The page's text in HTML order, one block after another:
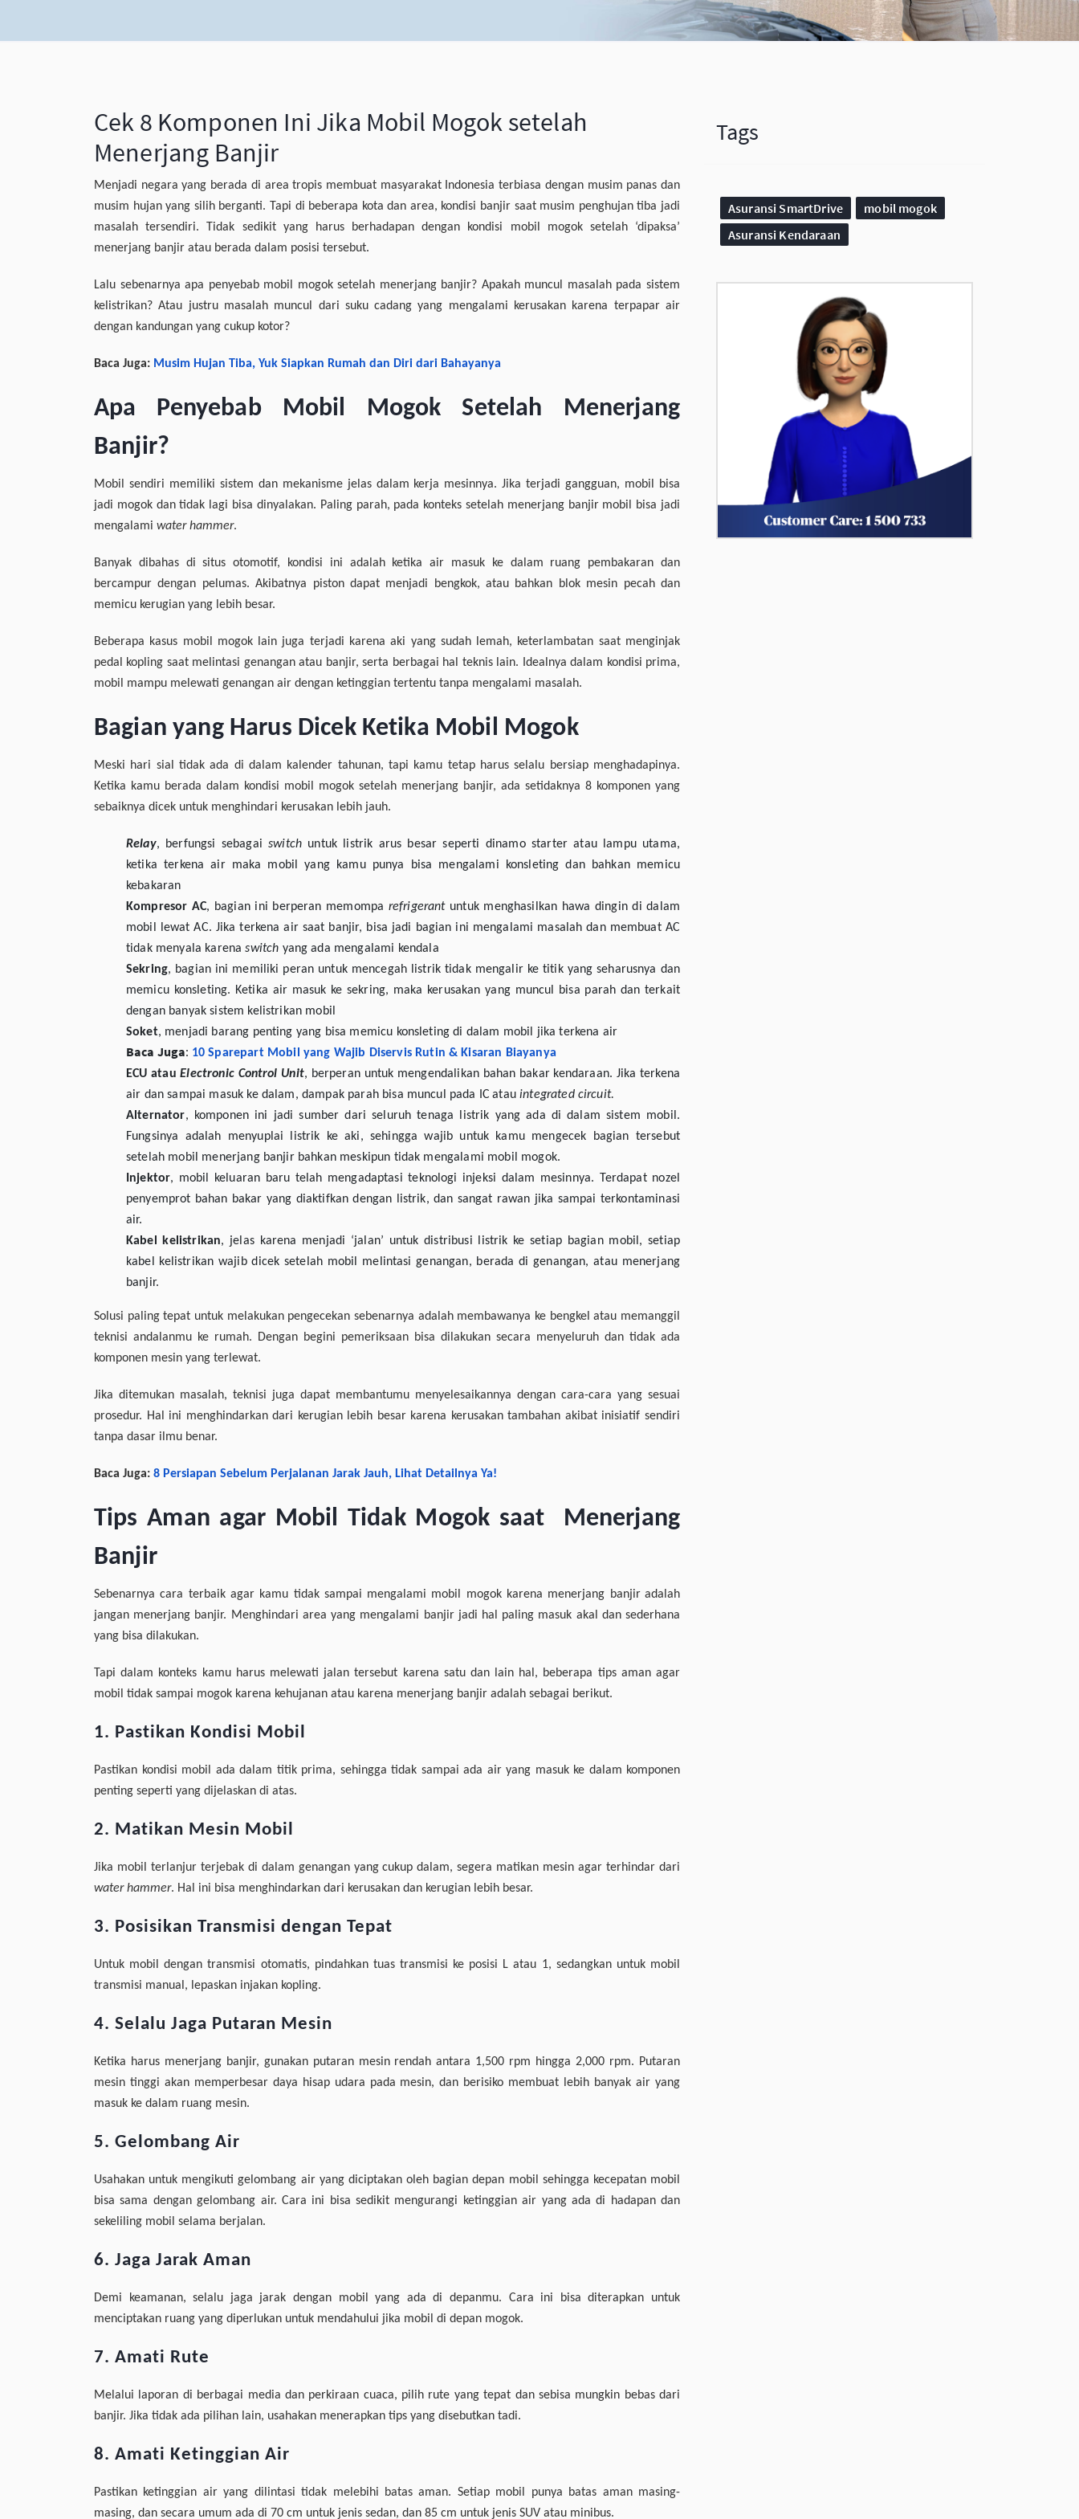
Cek 8 Komponen Ini Jika Mobil Mogok setelah
Menerjang Banjir
Menjadi negara yang berada di area tropis membuat masyarakat Indonesia terbiasa dengan musim panas dan
musim hujan yang silih berganti. Tapi di beberapa kota dan area, kondisi banjir saat musim penghujan tiba jadi
masalah tersendiri. Tidak sedikit yang harus berhadapan dengan kondisi mobil mogok setelah ‘dipaksa’
menerjang banjir atau berada dalam posisi tersebut.
Lalu sebenarnya apa penyebab mobil mogok setelah menerjang banjir? Apakah muncul masalah pada sistem
kelistrikan? Atau justru masalah muncul dari suku cadang yang mengalami kerusakan karena terpapar air
dengan kandungan yang cukup kotor?
Baca Juga: Musim Hujan Tiba, Yuk Siapkan Rumah dan Diri dari Bahayanya
Apa Penyebab Mobil Mogok Setelah Menerjang
Banjir?
Mobil sendiri memiliki sistem dan mekanisme jelas dalam kerja mesinnya. Jika terjadi gangguan, mobil bisa
jadi mogok dan tidak lagi bisa dinyalakan. Paling parah, pada konteks setelah menerjang banjir mobil bisa jadi
mengalami water hammer.
Banyak dibahas di situs otomotif, kondisi ini adalah ketika air masuk ke dalam ruang pembakaran dan
bercampur dengan pelumas. Akibatnya piston dapat menjadi bengkok, atau bahkan blok mesin pecah dan
memicu kerugian yang lebih besar.
Beberapa kasus mobil mogok lain juga terjadi karena aki yang sudah lemah, keterlambatan saat menginjak
pedal kopling saat melintasi genangan atau banjir, serta berbagai hal teknis lain. Idealnya dalam kondisi prima,
mobil mampu melewati genangan air dengan ketinggian tertentu tanpa mengalami masalah.
Bagian yang Harus Dicek Ketika Mobil Mogok
Meski hari sial tidak ada di dalam kalender tahunan, tapi kamu tetap harus selalu bersiap menghadapinya.
Ketika kamu berada dalam kondisi mobil mogok setelah menerjang banjir, ada setidaknya 8 komponen yang
sebaiknya dicek untuk menghindari kerusakan lebih jauh.
Relay, berfungsi sebagaiswitch untuk listrik arus besar seperti dinamo starter atau lampu utama,
ketika terkena air maka mobil yang kamu punya bisa mengalami konsleting dan bahkan memicu
kebakaran
Kompresor AC, bagian ini berperan memompa refrigerant untuk menghasilkan hawa dingin di dalam
mobil lewat AC. Jika terkena air saat banjir, bisa jadi bagian ini mengalami masalah dan membuat AC
tidak menyala karenaswitch yang ada mengalami kendala
Sekring, bagian ini memiliki peran untuk mencegah listrik tidak mengalir ke titik yang seharusnya dan
memicu konsleting. Ketika air masuk ke sekring, maka kerusakan yang muncul bisa parah dan terkait
dengan banyak sistem kelistrikan mobil
Soket, menjadi barang penting yang bisa memicu konsleting di dalam mobil jika terkena air
Baca Juga: 10 Sparepart Mobil yang Wajib Diservis Rutin & Kisaran Biayanya
ECU atauElectronic Control Unit, berperan untuk mengendalikan bahan bakar kendaraan. Jika terkena
air dan sampai masuk ke dalam, dampak parah bisa muncul pada IC atauintegrated circuit.
Alternator, komponen ini jadi sumber dari seluruh tenaga listrik yang ada di dalam sistem mobil.
Fungsinya adalah menyuplai listrik ke aki, sehingga wajib untuk kamu mengecek bagian tersebut
setelah mobil menerjang banjir bahkan meskipun tidak mengalami mobil mogok.
Injektor, mobil keluaran baru telah mengadaptasi teknologi injeksi dalam mesinnya. Terdapat nozel
penyemprot bahan bakar yang diaktifkan dengan listrik, dan sangat rawan jika sampai terkontaminasi
air.
Kabel kelistrikan, jelas karena menjadi ‘jalan’ untuk distribusi listrik ke setiap bagian mobil, setiap
kabel kelistrikan wajib dicek setelah mobil melintasi genangan, berada di genangan, atau menerjang
banjir.
Solusi paling tepat untuk melakukan pengecekan sebenarnya adalah membawanya ke bengkel atau memanggil
teknisi andalanmu ke rumah. Dengan begini pemeriksaan bisa dilakukan secara menyeluruh dan tidak ada
komponen mesin yang terlewat.
Jika ditemukan masalah, teknisi juga dapat membantumu menyelesaikannya dengan cara-cara yang sesuai
prosedur. Hal ini menghindarkan dari kerugian lebih besar karena kerusakan tambahan akibat inisiatif sendiri
tanpa dasar ilmu benar.
Baca Juga: 8 Persiapan Sebelum Perjalanan Jarak Jauh, Lihat Detailnya Ya!
Tips Aman agar Mobil Tidak Mogok saat Menerjang
Banjir
Sebenarnya cara terbaik agar kamu tidak sampai mengalami mobil mogok karena menerjang banjir adalah
jangan menerjang banjir. Menghindari area yang mengalami banjir jadi hal paling masuk akal dan sederhana
yang bisa dilakukan.
Tapi dalam konteks kamu harus melewati jalan tersebut karena satu dan lain hal, beberapa tips aman agar
mobil tidak sampai mogok karena kehujanan atau karena menerjang banjir adalah sebagai berikut.
1. Pastikan Kondisi Mobil
Pastikan kondisi mobil ada dalam titik prima, sehingga tidak sampai ada air yang masuk ke dalam komponen
penting seperti yang dijelaskan di atas.
2. Matikan Mesin Mobil
Jika mobil terlanjur terjebak di dalam genangan yang cukup dalam, segera matikan mesin agar terhindar dari
water hammer. Hal ini bisa menghindarkan dari kerusakan dan kerugian lebih besar.
3. Posisikan Transmisi dengan Tepat
Untuk mobil dengan transmisi otomatis, pindahkan tuas transmisi ke posisi L atau 1, sedangkan untuk mobil
transmisi manual, lepaskan injakan kopling.
4. Selalu Jaga Putaran Mesin
Ketika harus menerjang banjir, gunakan putaran mesin rendah antara 1,500 rpm hingga 2,000 rpm. Putaran
mesin tinggi akan memperbesar daya hisap udara pada mesin, dan berisiko membuat lebih banyak air yang
masuk ke dalam ruang mesin.
5. Gelombang Air
Usahakan untuk mengikuti gelombang air yang diciptakan oleh bagian depan mobil sehingga kecepatan mobil
bisa sama dengan gelombang air. Cara ini bisa sedikit mengurangi ketinggian air yang ada di hadapan dan
sekeliling mobil selama berjalan.
6. Jaga Jarak Aman
Demi keamanan, selalu jaga jarak dengan mobil yang ada di depanmu. Cara ini bisa diterapkan untuk
menciptakan ruang yang diperlukan untuk mendahului jika mobil di depan mogok.
7. Amati Rute
Melalui laporan di berbagai media dan perkiraan cuaca, pilih rute yang tepat dan sebisa mungkin bebas dari
banjir. Jika tidak ada pilihan lain, usahakan menerapkan tips yang disebutkan tadi.
8. Amati Ketinggian Air
Pastikan ketinggian air yang dilintasi tidak melebihi batas aman. Setiap mobil punya batas aman masing-
masing, dan secara umum ada di 70 cm untuk jenis sedan, dan 85 cm untuk jenis SUV atau minibus.
Tags
Asuransi SmartDrive
mobil mogok
Asuransi Kendaraan